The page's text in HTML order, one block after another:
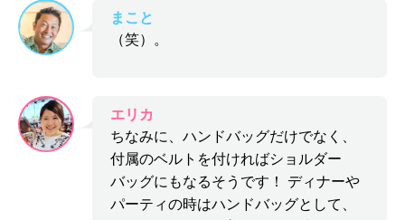
まこと
（笑）。
エリカ
ちなみに、ハンドバッグだけでなく、
付属のベルトを付ければショルダー
バッグにもなるそうです！ ディナーや
パーティの時はハンドバッグとして、